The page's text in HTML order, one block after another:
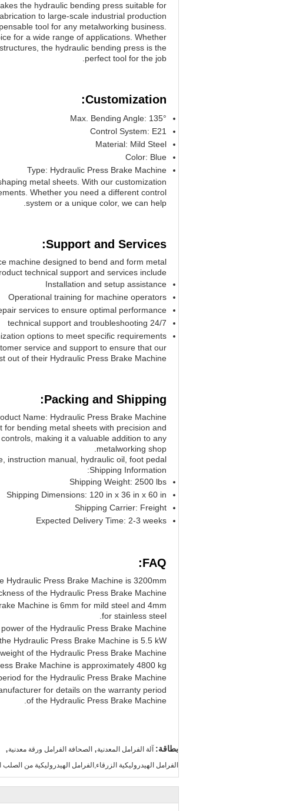
the hydraulic bending press suitable for
to large-scale industrial production.
tool for any metalworking business.
for a wide range of applications. Whether
the hydraulic bending press is the
perfect tool for the job.
Customization:
Max. Bending Angle: 135°
Control System: E21
Material: Mild Steel
Color: Blue
Type: Hydraulic Press Brake Machine
metal sheets. With our customization
Whether you need a different control
system or a unique color, we can help.
Support and Services:
machine designed to bend and form metal
technical support and services include:
Installation and setup assistance
Operational training for machine operators
services to ensure optimal performance
24/7 technical support and troubleshooting
options to meet specific requirements
service and support to ensure that our
out of their Hydraulic Press Brake Machine.
Packing and Shipping:
Name: Hydraulic Press Brake Machine
bending metal sheets with precision and
making it a valuable addition to any
metalworking shop.
instruction manual, hydraulic oil, foot pedal
Shipping Information:
Shipping Weight: 2500 lbs
Shipping Dimensions: 120 in x 36 in x 60 in
Shipping Carrier: Freight
Expected Delivery Time: 2-3 weeks
FAQ:
Press Brake Machine is 3200mm.
of the Hydraulic Press Brake Machine?
Machine is 6mm for mild steel and 4mm
for stainless steel.
of the Hydraulic Press Brake Machine?
Hydraulic Press Brake Machine is 5.5 kW.
of the Hydraulic Press Brake Machine?
Brake Machine is approximately 4800 kg.
for the Hydraulic Press Brake Machine?
for details on the warranty period
of the Hydraulic Press Brake Machine.
بطاقة: آلة الفرامل المعدنية, الصحافة الفرامل ورقة معدنية,
الفرامل الهيدروليكية الزرقاء,الفرامل الهيدروليكية من الصلب الخفيف,135° زاوية الانحناء الفرامل